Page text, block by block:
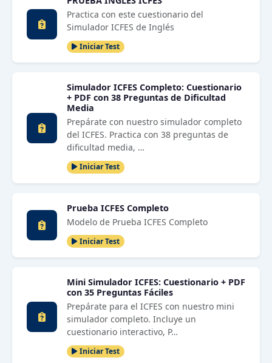
Practica con este cuestionario del
Simulador ICFES de Inglés
Iniciar Test
Simulador ICFES Completo: Cuestionario
+ PDF con 38 Preguntas de Dificultad
Media
Prepárate con nuestro simulador completo
del ICFES. Practica con 38 preguntas de
dificultad media, …
Iniciar Test
Prueba ICFES Completo
Modelo de Prueba ICFES Completo
Iniciar Test
Mini Simulador ICFES: Cuestionario + PDF
con 35 Preguntas Fáciles
Prepárate para el ICFES con nuestro mini
simulador completo. Incluye un
cuestionario interactivo, P…
Iniciar Test